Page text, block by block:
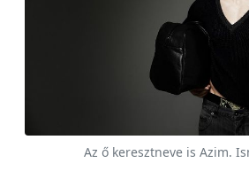
Az ő keresztneve is Azim.